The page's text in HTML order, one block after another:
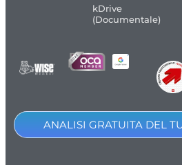
kDrive
(Documentale)
ANALISI GRATUITA DEL